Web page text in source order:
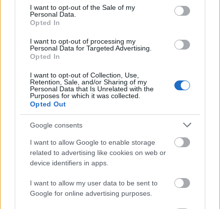
consent section.
I want to opt-out of the Sale of my
Personal Data.
Opted In
I want to opt-out of processing my
Personal Data for Targeted Advertising.
Opted In
I want to opt-out of Collection, Use,
Retention, Sale, and/or Sharing of my
Personal Data that Is Unrelated with the
Purposes for which it was collected.
Opted Out
Google consents
I want to allow Google to enable storage
related to advertising like cookies on web or
device identifiers in apps.
I want to allow my user data to be sent to
Google for online advertising purposes.